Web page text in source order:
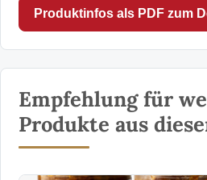
Produktinfos als PDF zum
Empfehlung für
Produkte aus